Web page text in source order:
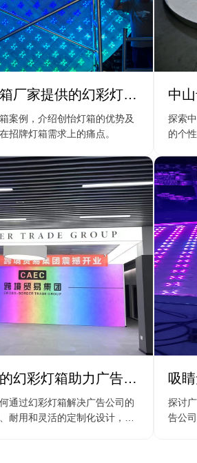
厂家提供的幻彩灯箱
案例，介绍创怡灯箱的优势及
招牌灯箱需求上的痛点。
中
箱
探索
的个
幻彩灯箱助力广告公
通过幻彩灯箱解决广告公司的
耐用和灵活的定制化设计，助
吸
幻
探讨
告公